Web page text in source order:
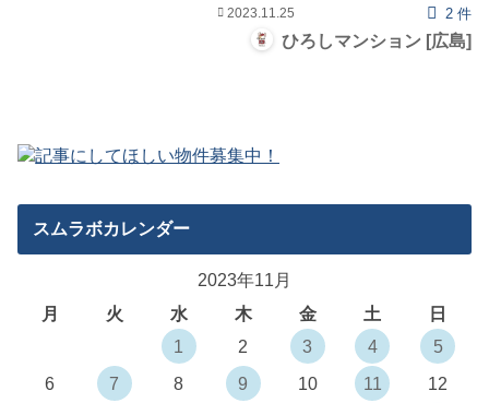
2023.11.25 2 件
ひろしマンション [広島]
スムラボカレンダー
2023年11月
月
火 水 木 金 土
日
1
2 3 4
5
6
7 8 9 10 11
12